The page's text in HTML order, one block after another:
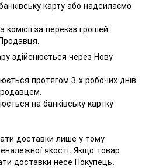
карту або надсилаємо
комісії за переказ грошей
здійснюється через Нову
протягом 3-х робочих днів
на банківську картку
доставки лише у тому
якості. Якщо товар
доставки несе Покупець.